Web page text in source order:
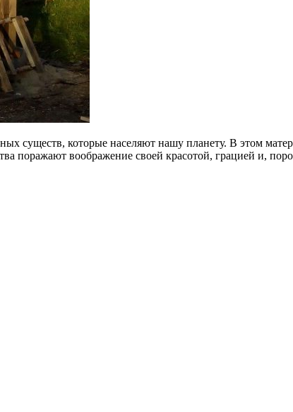
существ, которые населяют нашу планету. В этом
поражают воображение своей красотой, грацией и,